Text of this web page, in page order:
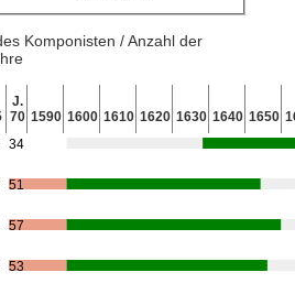
Komponisten / Anzahl der
J.
70 1590 1600 1610 1620 1630 1640 1650
34
51
57
53